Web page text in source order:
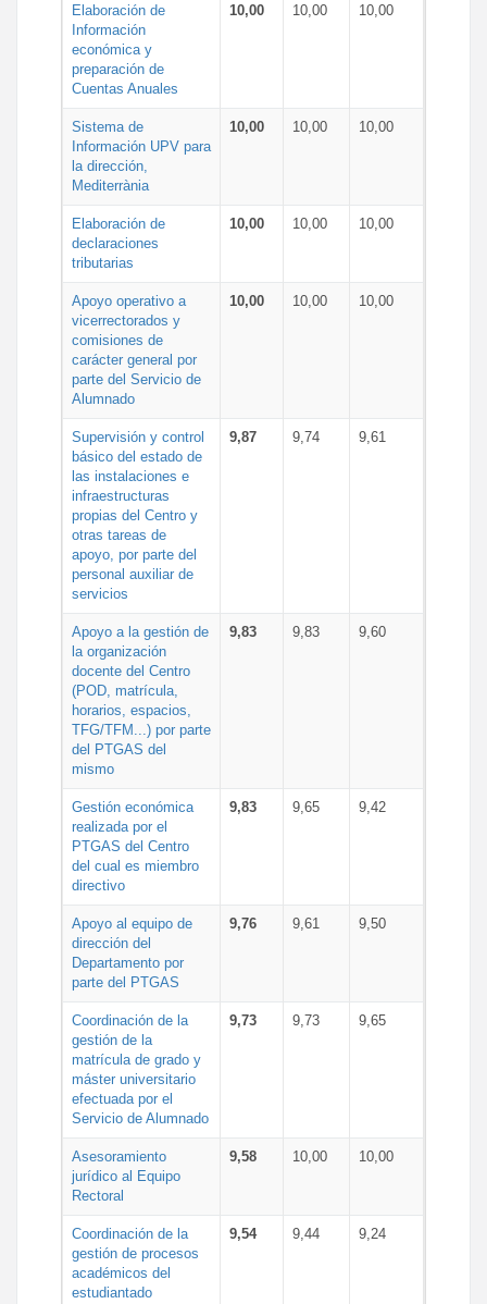
Elaboración de
Información
económica y
preparación de
Cuentas Anuales
10,00 10,00 10,00
Sistema de
Información UPV para
la dirección,
Mediterrània
10,00 10,00 10,00
Elaboración de
declaraciones
tributarias
10,00 10,00 10,00
Apoyo operativo a
vicerrectorados y
comisiones de
carácter general por
parte del Servicio de
Alumnado
10,00 10,00 10,00
Supervisión y control
básico del estado de
las instalaciones e
infraestructuras
propias del Centro y
otras tareas de
apoyo, por parte del
personal auxiliar de
servicios
9,87 9,74 9,61
Apoyo a la gestión de
la organización
docente del Centro
(POD, matrícula,
horarios, espacios,
TFG/TFM...) por parte
del PTGAS del
mismo
9,83 9,83 9,60
Gestión económica
realizada por el
PTGAS del Centro
del cual es miembro
directivo
9,83 9,65 9,42
Apoyo al equipo de
dirección del
Departamento por
parte del PTGAS
9,76 9,61 9,50
Coordinación de la
gestión de la
matrícula de grado y
máster universitario
efectuada por el
Servicio de Alumnado
9,73 9,73 9,65
Asesoramiento
jurídico al Equipo
Rectoral
9,58 10,00 10,00
Coordinación de la
gestión de procesos
académicos del
estudiantado
9,54 9,44 9,24